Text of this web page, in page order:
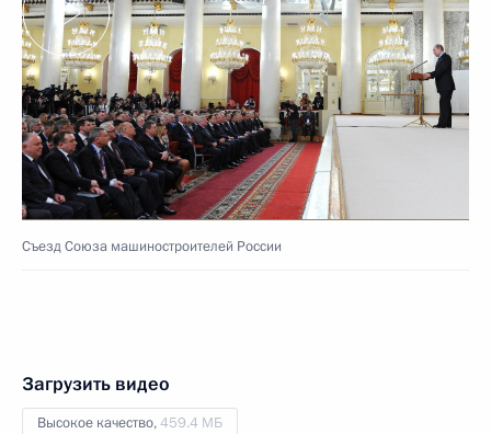
Съезд Союза машиностроителей России
Загрузить видео
Высокое качество,459.4 МБ